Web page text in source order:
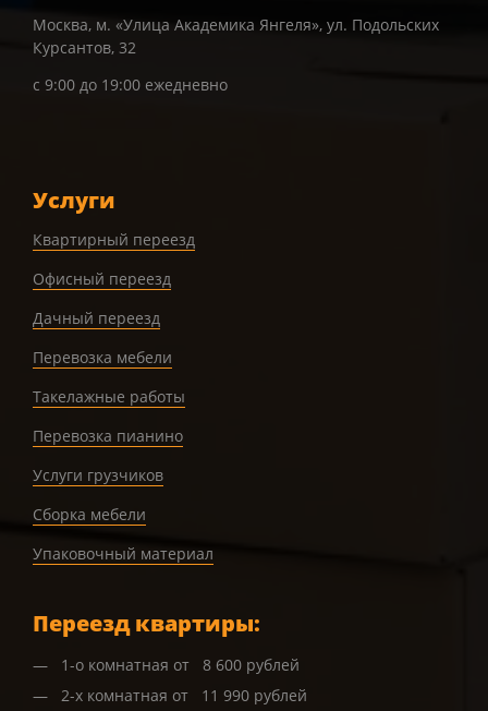
Москва, м. «Улица Академика Янгеля», ул. Подольских
Курсантов, 32
с 9:00 до 19:00 ежедневно
Услуги
Квартирный переезд
Офисный переезд
Дачный переезд
Перевозка мебели
Такелажные работы
Перевозка пианино
Услуги грузчиков
Сборка мебели
Упаковочный материал
Переезд квартиры:
1-о комнатная от 8 600 рублей
2-х комнатная от 11 990 рублей